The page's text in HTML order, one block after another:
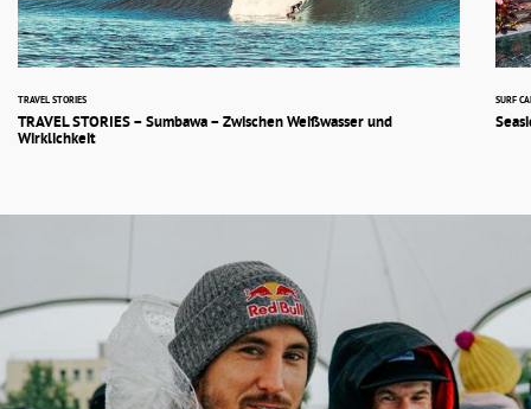
TRAVEL STORIES
TRAVEL STORIES – Sumbawa – Zwischen Weißwasser und
Wirklichkeit
SURF